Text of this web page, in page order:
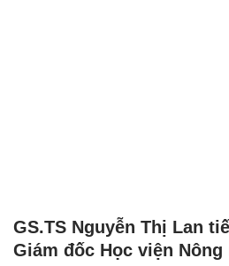
GS.TS Nguyễn Thị Lan
Giám đốc Học viện Nông